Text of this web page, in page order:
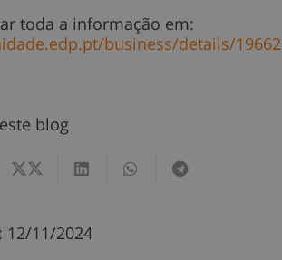
toda a informação em:
business/details/19662
blog
12/11/2024